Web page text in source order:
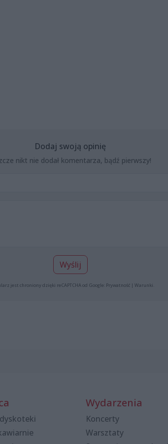
Dodaj swoją opinię
nikt nie dodał komentarza, bądź pierwszy!
Wyślij
jest chroniony dzięki reCAPTCHA od Google: Prywatność| Warunki
Wydarzenia
Koncerty
Warsztaty